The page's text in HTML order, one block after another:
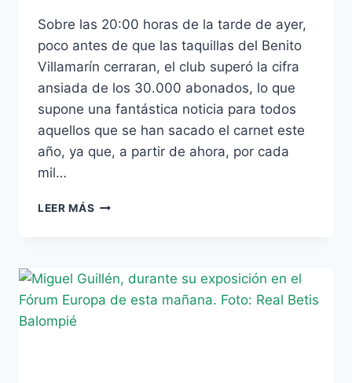
Sobre las 20:00 horas de la tarde de ayer,
poco antes de que las taquillas del Benito
Villamarín cerraran, el club superó la cifra
ansiada de los 30.000 abonados, lo que
supone una fantástica noticia para todos
aquellos que se han sacado el carnet este
año, ya que, a partir de ahora, por cada
mil…
LEER MÁS RETO
LOS
30.000
ABONADOS